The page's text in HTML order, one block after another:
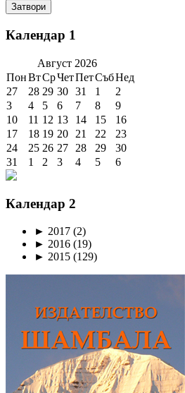
Затвори
Календар 1
Август 2026
ПонВтСрЧетПетСъбНед
27
28 29 30 31 1
2
3
4 5 6 7 8
9
10
11 12 13 14 15
16
17
18 19 20 21 22
23
24
25 26 27 28 29
30
31
1 2 3 4 5 6
Календар 2
► 2017 (2)
► 2016 (19)
► 2015 (129)